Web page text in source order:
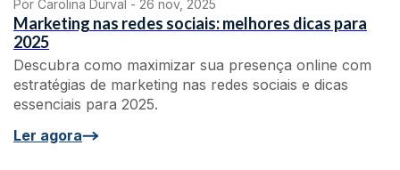
Por Carolina Durval - 26 nov, 2025
Marketing nas redes sociais: melhores dicas para
2025
Descubra como maximizar sua presença online com
estratégias de marketing nas redes sociais e dicas
essenciais para 2025.
Ler agora